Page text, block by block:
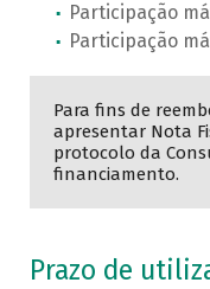
Participação
Participação
Para fins de
apresentar Nota
protocolo da
financiamento.
Prazo de